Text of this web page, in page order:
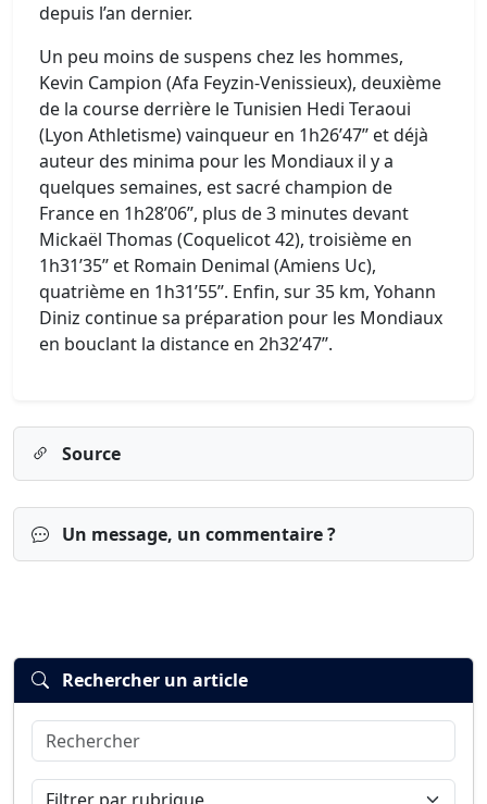
depuis l’an dernier.
Un peu moins de suspens chez les hommes,
Kevin Campion (Afa Feyzin-Venissieux), deuxième
de la course derrière le Tunisien Hedi Teraoui
(Lyon Athletisme) vainqueur en 1h26’47’’ et déjà
auteur des minima pour les Mondiaux il y a
quelques semaines, est sacré champion de
France en 1h28’06’’, plus de 3 minutes devant
Mickaël Thomas (Coquelicot 42), troisième en
1h31’35’’ et Romain Denimal (Amiens Uc),
quatrième en 1h31’55’’. Enfin, sur 35 km, Yohann
Diniz continue sa préparation pour les Mondiaux
en bouclant la distance en 2h32’47’’.
Source
Un message, un commentaire ?
Connexion
Rechercher un article
Rechercher
Filtrer par rubrique